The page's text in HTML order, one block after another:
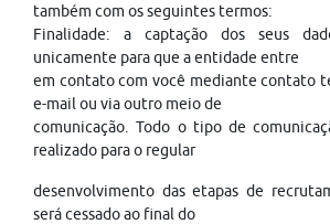
também com os seguintes termos:
Finalidade: a captação dos seus
unicamente para que a entidade entre
em contato com você mediante contato
e-mail ou via outro meio de
comunicação. Todo o tipo de
realizado para o regular
desenvolvimento das etapas de
será cessado ao final do